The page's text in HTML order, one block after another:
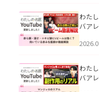
公開
わた
バア
跡にV
説」
わた
バア